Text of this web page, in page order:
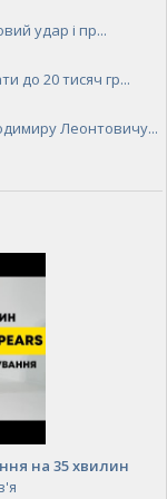
удар і пр...
до 20 тисяч гр...
Леонтовичу...
на 35 хвилин